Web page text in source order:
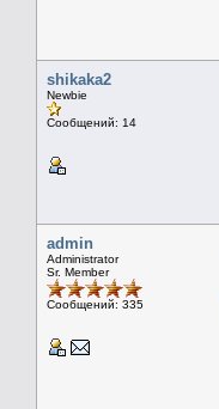
shikaka2
Newbie
Сообщений: 14
admin
Administrator
Sr. Member
Сообщений: 335